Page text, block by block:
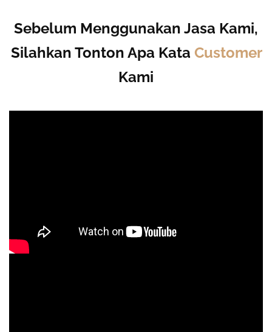
Sebelum Menggunakan Jasa Kami,
Silahkan Tonton Apa Kata Customer
Kami